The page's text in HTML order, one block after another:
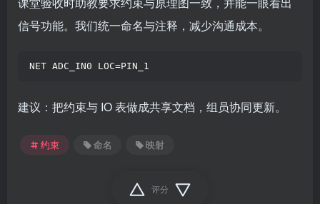
信号功能。我们统一命名与注释，减少沟通成本。
NET ADC_IN0 LOC=PIN_1
建议：把约束与 IO 表做成共享文档，组员协同更新。
约束 命名 映射
评分